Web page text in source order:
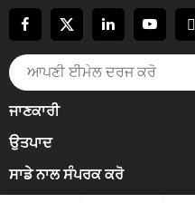
ਜਾਣਕਾਰੀ
ਉਤਪਾਦ
ਸਾਡੇ ਨਾਲ ਸੰਪਰਕ ਕਰੋ